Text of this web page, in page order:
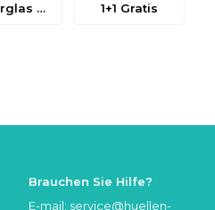
Panzerglas & Schutzfolien 1+1 Gratis
Brauchen Sie Hilfe?
E-mail: service@huellen-